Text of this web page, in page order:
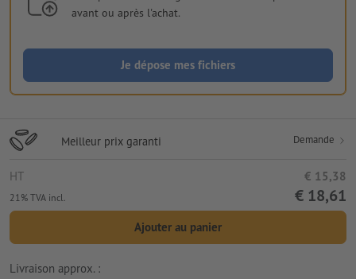
avant ou après l'achat.
Je dépose mes fichiers
Meilleur prix garanti Demande
HT € 15,38
21% TVA incl. € 18,61
Ajouter au panier
Livraison approx. :